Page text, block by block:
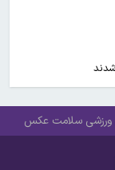
ورزشی سلامت عکس